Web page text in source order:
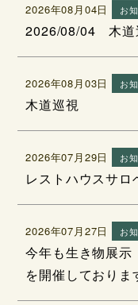
2026年08月04日 お
2026/08/04 木道
2026年08月03日 お
木道巡視
2026年07月29日 お
レストハウスサロ
2026年07月27日 お
今年も生き物展示
を開催しておりま